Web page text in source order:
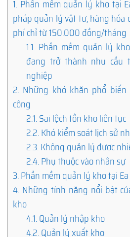
1. Phần mềm quản lý kho tại
pháp quản lý vật tư, hàng hóa
phí chỉ từ 150.000 đồng/tháng
1.1. Phần mềm quản lý
đang trở thành nhu cầu
nghiệp
2. Những khó khăn phổ
công
2.1.Sai lệch tồn kho liên tục
2.2.Khó kiểm soát lịch sử
2.3.Không quản lý được
2.4.Phụ thuộc vào nhân sự
3.Phần mềm quản lý kho tại
4. Những tính năng nổi bật
kho
4.1.Quản lý nhập kho
4.2.Quản lý xuất kho